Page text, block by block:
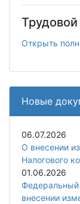
Открыть
Новые
06.07.2026
О внесении
Налогового
01.06.2026
внесении